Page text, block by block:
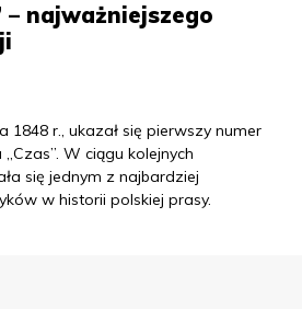
– najważniejszego
1848 r., ukazał się pierwszy numer
W ciągu kolejnych
się jednym z najbardziej
w historii polskiej prasy.